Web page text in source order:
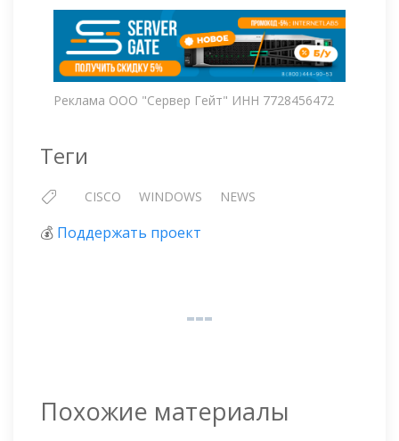
Реклама ООО "Сервер Гейт" ИНН 7728456472
Теги
CISCO WINDOWS NEWS
💰 Поддержать проект
Похожие материалы